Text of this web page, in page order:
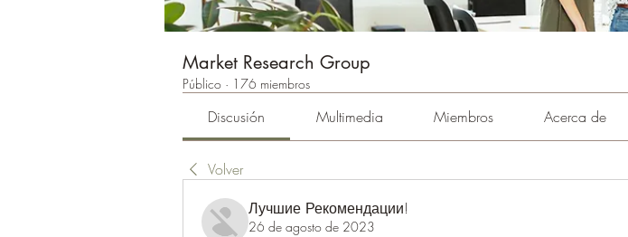
Market Research Group
Público · 176 miembros
Discusión Multimedia Miembros Acerca de
Volver
Лучшие Рекомендации!
26 de agosto de 2023